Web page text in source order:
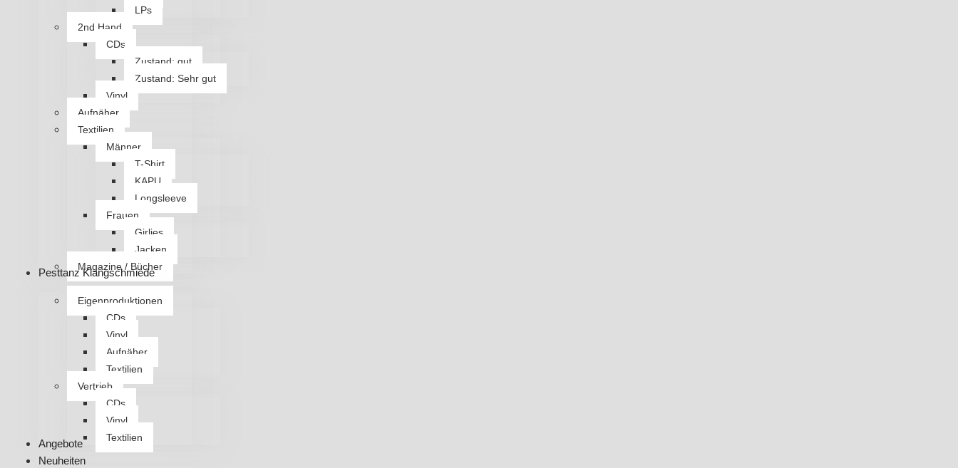
LPs
2nd Hand
CDs
Zustand: gut
Zustand: Sehr gut
Vinyl
Aufnäher
Textilien
Männer
T-Shirt
KAPU
Longsleeve
Frauen
Girlies
Jacken
Magazine / Bücher
Pesttanz Klangschmiede
Eigenproduktionen
CDs
Vinyl
Aufnäher
Textilien
Vertrieb
CDs
Vinyl
Textilien
Angebote
Neuheiten